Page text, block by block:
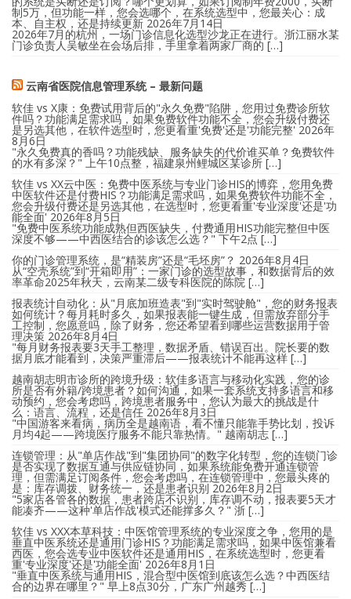
制5万，但功能一样，您会选哪个，在系统选型中，您最关心：成
本、自主权，还是持续更新 2026年7月14日
2026年7月的杭州，一场门诊信息化选型沙龙正在进行。浙江丽水某
门诊负责人吴敏坐在会场后排，手里拿着两家厂商的 […]
云南省医院信息管理系统 – 最新问题
软佳 vs X康：免费试用背后的"永久免费"陷阱，您用过免费诊所软
件吗？功能满足需求吗，如果免费软件功能不全，您会升级付费还
是另选其他，在软件选型时，您更看重'免费'还是'功能完整' 2026年
8月6日
"永久免费真的香吗？功能残缺、服务缺失的代价谁买单？免费软件
的水有多深？" 上午10点整，福建泉州鲤城区某诊所 […]
软佳 vs XX云中医：免费中医系统与专业门诊HIS的博弈，您用免费
中医软件还是付费HIS？功能满足需求吗，如果免费软件功能不全，
您会升级付费还是另选其他，在选型时，您更看重'专业深度'还是'功
能全面' 2026年8月5日
"免费中医系统功能成熟但西医缺失，付费通用HIS功能完整但中医
深度不够——中西医结合的诊该怎么选？" 下午2点 […]
你的门诊管理系统，是“精装房”还是“毛坯房”？ 2026年8月4日
从“空壳系统”到“开箱即用”：一家门诊的选型故事，和数据背后的效
率革命2025年秋天，云南某二级专科医院的陈院 […]
报表统计自动化：从"月底加班造表"到"实时驾驶舱"，您的财务报表
如何统计？每月耗时多久，如果报表能一键生成，但需放弃部分手
工控制，您愿意吗，除了财务，您还希望看到哪些运营数据用于管
理决策 2026年8月4日
"每月财务报表要3天手工整理，数据矛盾、错误百出。院长要的数
据月底才能看到，决策严重滞后——报表统计不能再这样 […]
越南胡志明市诊所的跨境升级：软佳多语言与移动化实践，您的诊
所是否有外籍/跨境患者？如何沟通，如果一套系统支持多语言和移
动预约，您会考虑吗，跨境患者服务中，您认为最大的挑战是什
么：语言、流程，还是信任 2026年8月3日
"中国游客来看病，病历全是越南语，看不懂只能靠手势比划，投诉
月均4起——跨境医疗服务不能只靠热情。" 越南胡志 […]
连锁管理：从"单店作战"到"集团协同"的数字化转型，您的连锁门诊
是否实现了数据互通与供应链协同，如果系统能免费开通连锁管
理，但需满足订阅条件，您会考虑吗，在连锁管理中，您最头疼的
是：库存调拨、财务统一，还是患者识别 2026年8月2日
"5家店各管各的数据，患者跨店不识别，库存调不动，报表要5天才
能凑齐——这种'单店作战'模式还能撑多久？" 浙 […]
软佳 vs XXX本草科技：中医馆管理系统的专业深度之争，您用的是
垂直中医系统还是通用门诊HIS？功能满足需求吗，如果中医馆兼看
西医，您会选专业中医软件还是通用HIS，在系统选型时，您更看
重'专业深度'还是'功能全面' 2026年8月1日
"垂直中医系统与通用HIS，混合型中医馆到底该怎么选？中西医结
合的边界在哪里？" 早上8点30分，广东广州越秀 […]